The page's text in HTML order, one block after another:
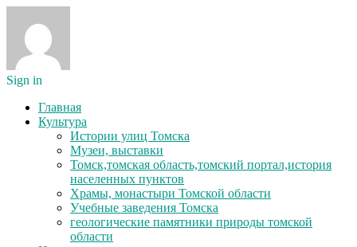
Sign in
Главная
Культура
Истории улиц Томска
Музеи, выставки
Томск,томская область,томский портал,история
населенных пунктов
Храмы, монастыри Томской области
Учебные заведения Томска
геологические памятники природы томской
области